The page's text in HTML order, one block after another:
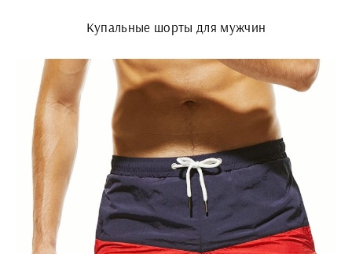
Купальные шорты для мужчин